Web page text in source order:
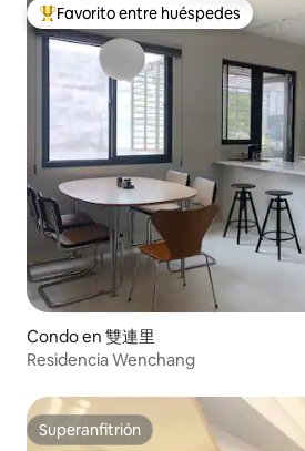
Favorito entre huéspedes preferido
Favorito entre huéspedes
Condo en 雙連里
Residencia Wenchang
Superanfitrión
Superanfitrión